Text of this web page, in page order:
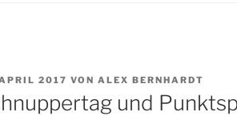
2017 VON ALEX BERNHARDT
und